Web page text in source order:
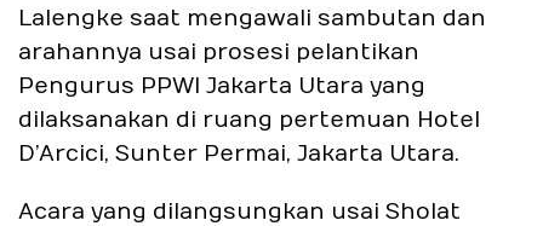
Lalengke saat mengawali sambutan dan
arahannya usai prosesi pelantikan
Pengurus PPWI Jakarta Utara yang
dilaksanakan di ruang pertemuan Hotel
D’Arcici, Sunter Permai, Jakarta Utara.
Acara yang dilangsungkan usai Sholat